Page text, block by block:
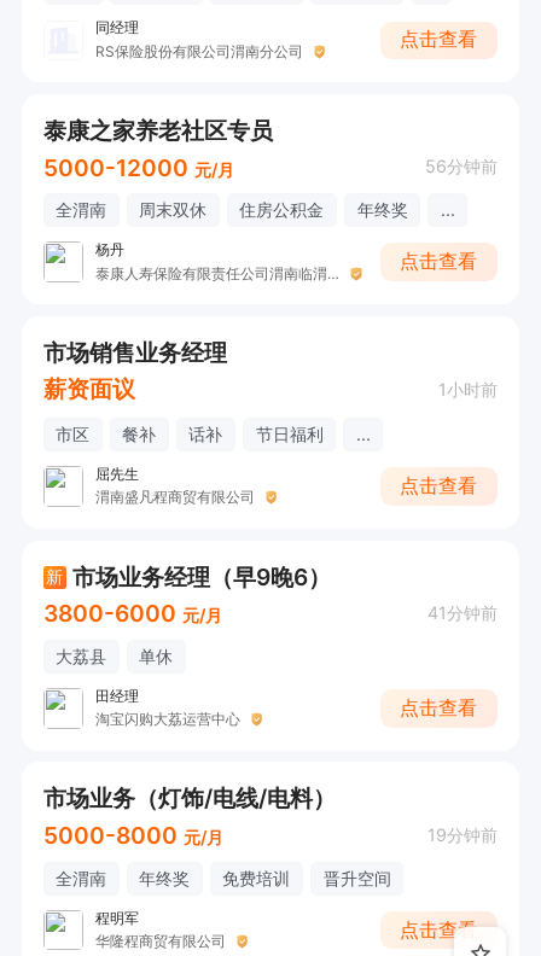
同经理
RS保险股份有限公司渭南分公司
点击查看
泰康之家养老社区专员
5000-12000 元/月 56分钟前
全渭南 周末双休 住房公积金 年终奖 ...
杨丹
泰康人寿保险有限责任公司渭南临渭营销服务部
点击查看
市场销售业务经理
薪资面议
1小时前
市区 餐补 话补 节日福利 ...
屈先生
渭南盛凡程商贸有限公司
点击查看
新 市场业务经理（早9晚6）
3800-6000 元/月 41分钟前
大荔县 单休
田经理
淘宝闪购大荔运营中心
点击查看
市场业务（灯饰/电线/电料）
5000-8000 元/月 19分钟前
全渭南 年终奖 免费培训 晋升空间
程明军
华隆程商贸有限公司
点击查看